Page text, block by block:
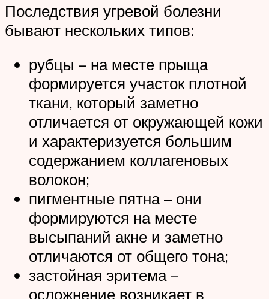
Последствия угревой болезни
бывают нескольких типов:
рубцы – на месте прыща
формируется участок плотной
ткани, который заметно
отличается от окружающей кожи
и характеризуется большим
содержанием коллагеновых
волокон;
пигментные пятна – они
формируются на месте
высыпаний акне и заметно
отличаются от общего тона;
застойная эритема –
осложнение возникает в